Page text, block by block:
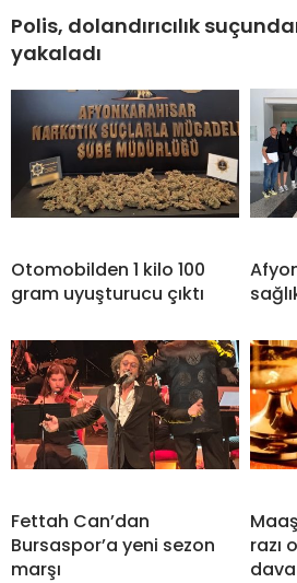
Polis, dolandırıcılık
yakaladı
Otomobilden 1 kilo 100
gram uyuşturucu çıktı
Fettah Can’dan
Bursaspor’a yeni sezon
marşı
razı